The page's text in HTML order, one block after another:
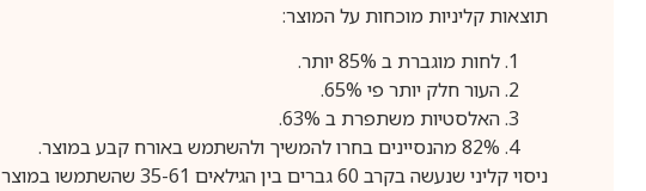
תוצאות קליניות מוכחות על המוצר:
לחות מוגברת ב 85% יותר.
העור חלק יותר פי 65%.
האלסטיות משתפרת ב 63%.
82% מהנסיינים בחרו להמשיך ולהשתמש באורח קבע במוצר.
ניסוי קליני שנעשה בקרב 60 גברים בין הגילאים 35-61 שהשתמשו במוצר פעם ביום למשך 28 יום.